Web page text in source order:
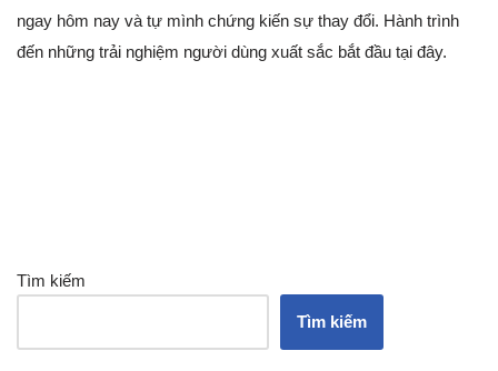
ngay hôm nay và tự mình chứng kiến sự thay đổi. Hành trình
đến những trải nghiệm người dùng xuất sắc bắt đầu tại đây.
Tìm kiếm
Tìm kiếm